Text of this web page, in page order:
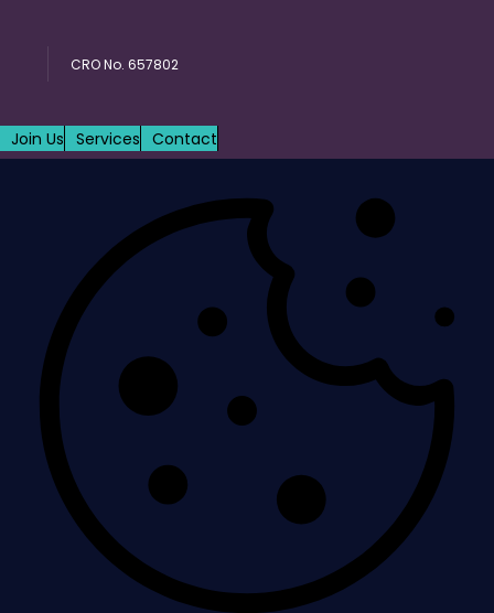
CRO No. 657802
Join Us Services Contact